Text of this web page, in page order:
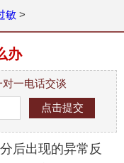
敏>
办
一电话交谈
后出现的异常反